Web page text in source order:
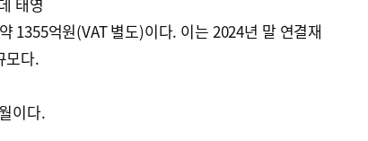
1355억원(VAT 별도)이다. 이는 2024년 말 연결재
모다.
이다.